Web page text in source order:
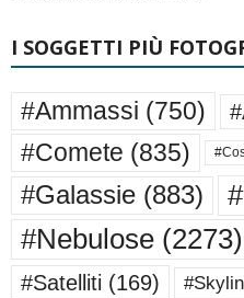
I SOGGETTI PIÙ
#Ammassi (750)
#Comete (835)
#Galassie (883)
#Nebulose (2273)
#Satelliti (169)